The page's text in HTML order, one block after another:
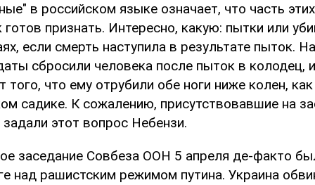
в российском языке означает, что часть
признать. Интересно, какую: пытки или
если смерть наступила в результате пыток.
сбросили человека после пыток в колодец,
того, что ему отрубили обе ноги ниже колен,
садике. К сожалению, присутствовавшие на
этот вопрос Небензи.
заседание Совбеза ООН 5 апреля де-факто
над рашистским режимом путина. Украина